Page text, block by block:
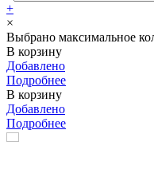
+
×
Выбрано максимальное
В корзину
Добавлено
Подробнее
В корзину
Добавлено
Подробнее